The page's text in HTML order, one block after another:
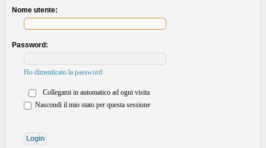
Nome utente:
Password:
Ho dimenticato la password
Collegami in automatico ad ogni visita
Nascondi il mio stato per questa sessione